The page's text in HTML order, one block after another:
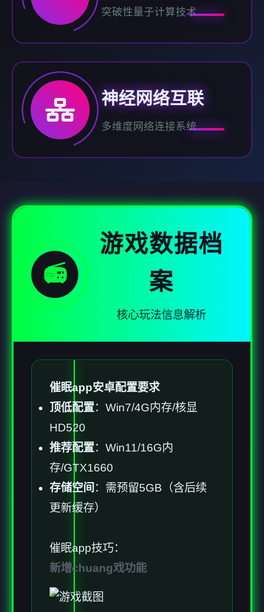
突破性量子计算技术
神经网络互联
多维度网络连接系统
📻
游戏数据档
案
核心玩法信息解析
催眠app安卓配置要求
​顶低配置​​：Win7/4G内存/核显
HD520
​推荐配置​​：Win11/16G内
存/GTX1660
​存储空间​ ​：需预留5GB（含后续
更新缓存）
催眠app技巧：
新增chuang戏功能